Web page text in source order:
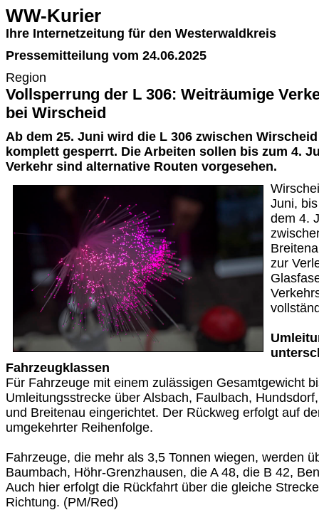
WW-Kurier
Ihre Internetzeitung für den Westerwaldkreis
Pressemitteilung vom 24.06.2025
Region
Vollsperrung der L 306: Weiträumige
bei Wirscheid
Ab dem 25. Juni wird die L 306 zwischen
komplett gesperrt. Die Arbeiten sollen bis zum 4.
Verkehr sind alternative Routen vorgesehen.
Juni,
dem 4.
zur
Fahrzeugklassen
Für Fahrzeuge mit einem zulässigen Gesamtgewicht
Umleitungsstrecke über Alsbach, Faulbach,
und Breitenau eingerichtet. Der Rückweg erfolgt auf
umgekehrter Reihenfolge.
Fahrzeuge, die mehr als 3,5 Tonnen wiegen, werden
Baumbach, Höhr-Grenzhausen, die A 48, die B 42,
Auch hier erfolgt die Rückfahrt über die gleiche
Richtung. (PM/Red)